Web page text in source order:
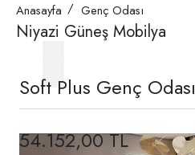
Anasayfa Genç Odası
Niyazi Güneş Mobilya
Soft Plus Genç Odası
54.152,00 TL